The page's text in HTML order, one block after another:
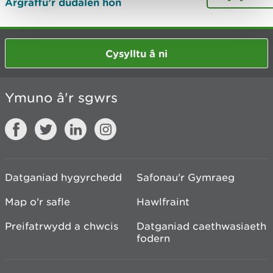
Cysylltu â ni
Ymuno â'r sgwrs
Datganiad hygyrchedd
Safonau'r Gymraeg
Map o'r safle
Hawlfraint
Preifatrwydd a chwcis
Datganiad caethwasiaeth
fodern